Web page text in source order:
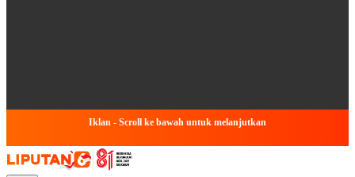
Iklan - Scroll ke bawah untuk melanjutkan